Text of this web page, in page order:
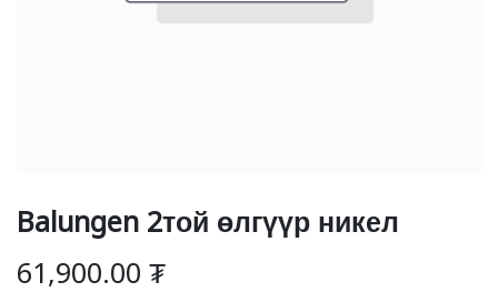
Balungen 2той өлгүүр никел
61,900.00₮